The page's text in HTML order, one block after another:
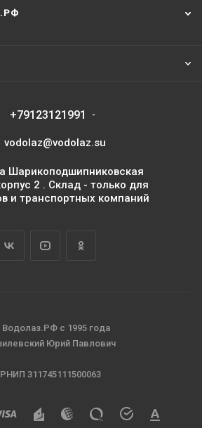
+79123121991
vodolaz@vodolaz.su
Шарикоподшипниковская
2 . Склад - только для
и транспортных компаний
Водолаз.РФ с 1995 года
Юрий Павлович
311745111500063